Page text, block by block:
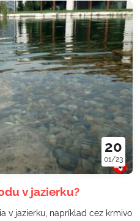
20
01/23
v jazierku?
v jazierku, napríklad cez krmivo